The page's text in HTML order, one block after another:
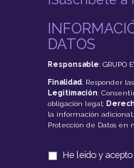
DATOS
Responsable: GRUPO
Finalidad: Responder
Legitimación:
obligación legal;
la información adicional;
Protección de Datos en
He leído y